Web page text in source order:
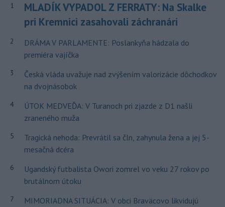
1
MLADÍK VYPADOL Z FERRATY: Na Skalke
pri Kremnici zasahovali záchranári
2
DRÁMA V PARLAMENTE: Poslankyňa hádzala do
premiéra vajíčka
3
Česká vláda uvažuje nad zvýšením valorizácie dôchodkov
na dvojnásobok
4
ÚTOK MEDVEĎA: V Turanoch pri zjazde z D1 našli
zraneného muža
5
Tragická nehoda: Prevrátil sa čln, zahynula žena a jej 5-
mesačná dcéra
6
Ugandský futbalista Owori zomrel vo veku 27 rokov po
brutálnom útoku
7
MIMORIADNA SITUÁCIA: V obci Braväcovo likvidujú